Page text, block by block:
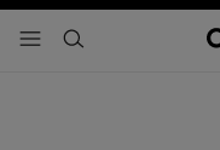
- navegación principal
buscar